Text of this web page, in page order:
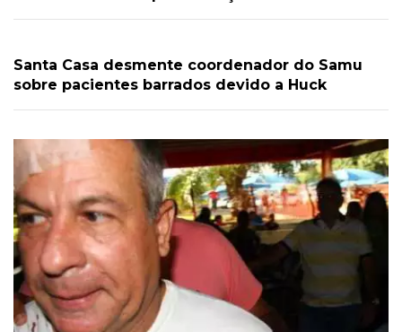
Santa Casa desmente coordenador do Samu
sobre pacientes barrados devido a Huck